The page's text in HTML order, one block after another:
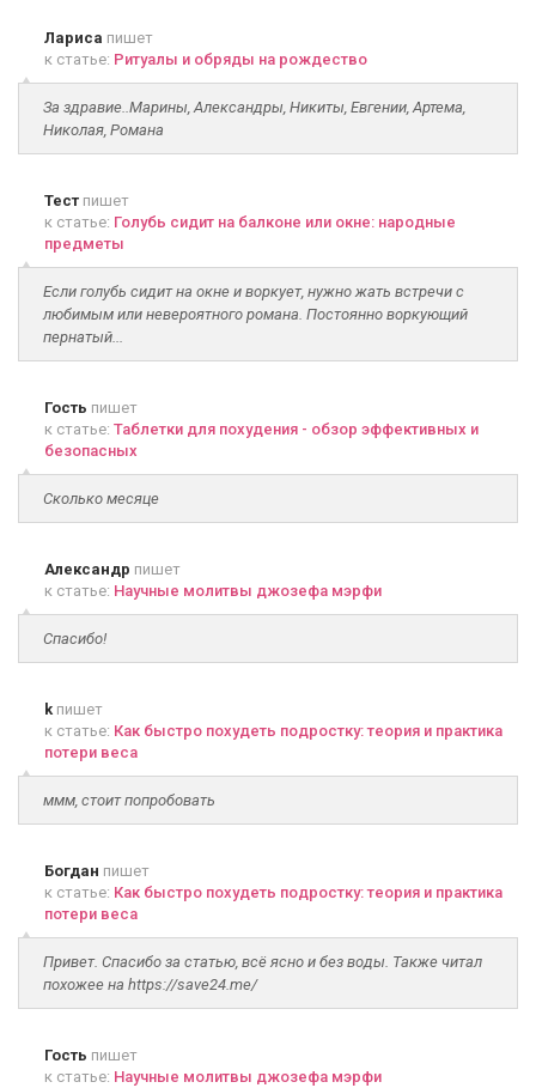
Лариса пишет
к статье: Ритуалы и обряды на рождество
За здравие..Марины, Александры, Никиты, Евгении, Артема,
Николая, Романа
Тест пишет
к статье: Голубь сидит на балконе или окне: народные
предметы
Если голубь сидит на окне и воркует, нужно жать встречи с
любимым или невероятного романа. Постоянно воркующий
пернатый...
Гость пишет
к статье: Таблетки для похудения - обзор эффективных и
безопасных
Сколько месяце
Александр пишет
к статье: Научные молитвы джозефа мэрфи
Спасибо!
k пишет
к статье: Как быстро похудеть подростку: теория и практика
потери веса
ммм, стоит попробовать
Богдан пишет
к статье: Как быстро похудеть подростку: теория и практика
потери веса
Привет. Спасибо за статью, всё ясно и без воды. Также читал
похожее на https://save24.me/
Гость пишет
к статье: Научные молитвы джозефа мэрфи